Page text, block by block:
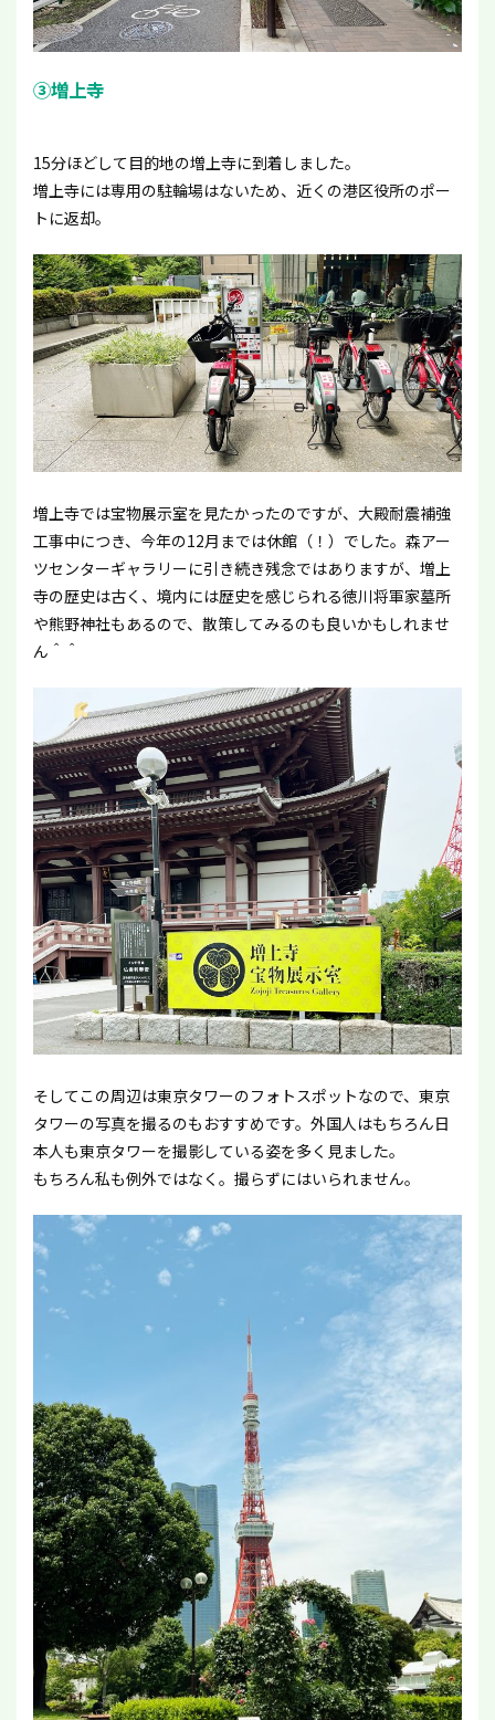
③増上寺
15分ほどして目的地の増上寺に到着しました。
増上寺には専用の駐輪場はないため、近くの港区役所のポー
トに返却。
増上寺では宝物展示室を見たかったのですが、大殿耐震補強
工事中につき、今年の12月までは休館（！）でした。森アー
ツセンターギャラリーに引き続き残念ではありますが、増上
寺の歴史は古く、境内には歴史を感じられる徳川将軍家墓所
や熊野神社もあるので、散策してみるのも良いかもしれませ
ん＾＾
そしてこの周辺は東京タワーのフォトスポットなので、東京
タワーの写真を撮るのもおすすめです。外国人はもちろん日
本人も東京タワーを撮影している姿を多く見ました。
もちろん私も例外ではなく。撮らずにはいられません。